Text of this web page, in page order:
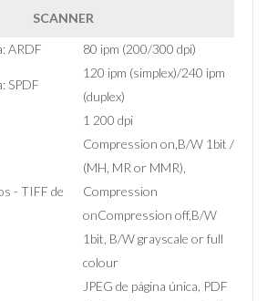
SCANNER
ARDF
80 ipm (200/300 dpi)
SPDF
120 ipm (simplex)/240 ipm
(duplex)
1 200 dpi
- TIFF de
Compression on,B/W 1bit /
(MH, MR or MMR),
Compression
onCompression off,B/W
1bit, B/W grayscale or full
colour
JPEG de página única, PDF